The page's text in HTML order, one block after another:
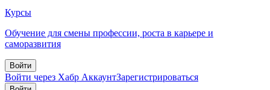
Курсы
Обучение для смены профессии, роста в карьере и
саморазвития
Войти
Войти через Хабр АккаунтЗарегистрироваться